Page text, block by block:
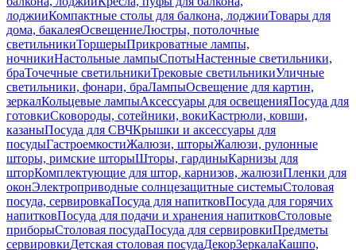
лоджииКомпактные столы для балкона, лоджииТовары для
дома, бакалеяОсвещениеЛюстры, потолочные
светильникиТоршерыПрикроватные лампы,
ночникиНастольные лампыСпотыНастенные светильники,
браТочечные светильникиТрековые светильникиУличные
светильники, фонари, браЛампыОсвещение для картин,
зеркалКольцевые лампыАксессуары для освещенияПосуда для
готовкиСковороды, сотейники, вокиКастрюли, ковши,
казаныПосуда для СВЧКрышки и аксессуары для
посудыГастроемкостиЖалюзи, шторыЖалюзи, рулонные
шторы, римские шторыШторы, гардиныКарнизы для
шторКомплектующие для штор, карнизов, жалюзиПленки для
оконЭлектроприводные солнцезащитные системыСтоловая
посуда, сервировкаПосуда для напитковПосуда для горячих
напитковПосуда для подачи и хранения напитковСтоловые
приборыСтоловая посудаПосуда для сервировкиПредметы
сервировкиДетская столовая посудаДекорЗеркалаКашпо,